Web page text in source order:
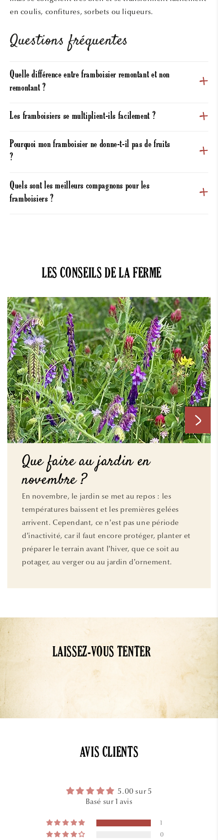
en coulis, confitures, sorbets ou liqueurs.
Questions fréquentes
Quelle différence entre framboisier remontant et non
remontant ?
Les framboisiers se multiplient-ils facilement ?
Pourquoi mon framboisier ne donne-t-il pas de fruits
?
Quels sont les meilleurs compagnons pour les
framboisiers ?
LES CONSEILS DE LA FERME
Que faire au jardin en
novembre ?
En novembre, le jardin se met au repos : les
températures baissent et les premières gelées
arrivent. Cependant, ce n’est pas une période
d’inactivité, car il faut encore protéger, planter et
préparer le terrain avant l’hiver, que ce soit au
potager, au verger ou au jardin d’ornement.
LAISSEZ-VOUS TENTER
AVIS CLIENTS
5.00 sur 5
Basé sur 1 avis
1
0